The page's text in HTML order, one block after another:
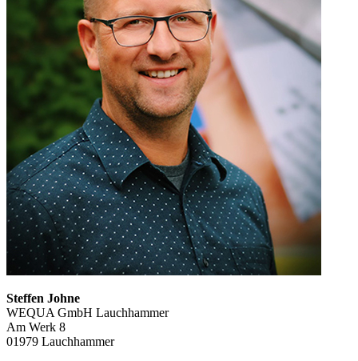
Steffen Johne
WEQUA GmbH Lauchhammer
Am Werk 8
01979 Lauchhammer